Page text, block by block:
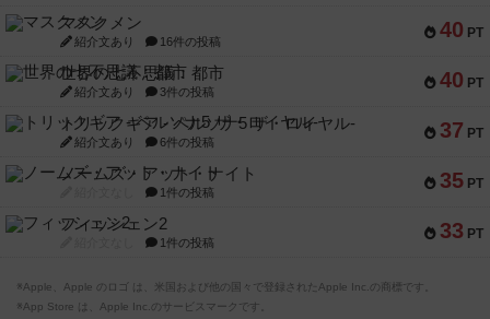
40 PT
マスクメン
紹介文あり 16件の投稿
40 PT
世界の七不思議：都市
紹介文あり 3件の投稿
37 PT
トリックギア - ペルソナ5 ザ・ロイヤル-
紹介文あり 6件の投稿
35 PT
ノームズ・アット・ナイト
1件の投稿
33 PT
フィッシェン2
1件の投稿
※Apple、Apple のロゴ は、米国および他の国々で登録されたApple Inc.の商標です。
※App Store は、Apple Inc.のサービスマークです。